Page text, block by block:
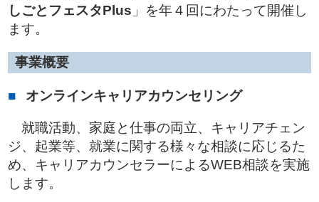
しごとフェスタPlus 」を年４回にわたって開催し
ます。
事業概要
オンラインキャリアカウンセリング
就職活動、家庭と仕事の両立、キャリアチェン
ジ、起業等、就業に関する様々な相談に応じるた
め、キャリアカウンセラーによるWEB相談を実施
します。